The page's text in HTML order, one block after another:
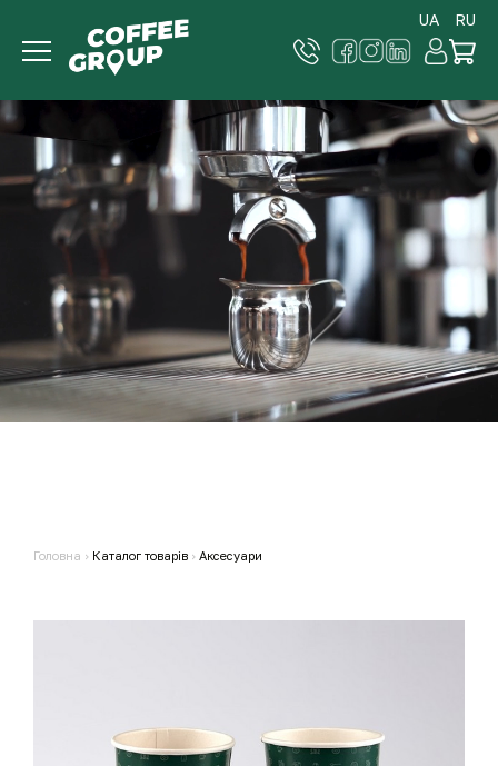
UA RU
Головна › Каталог товарів › Аксесуари